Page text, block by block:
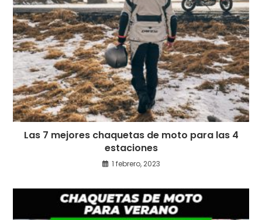
Las 7 mejores chaquetas de moto para las 4
estaciones
1 febrero, 2023